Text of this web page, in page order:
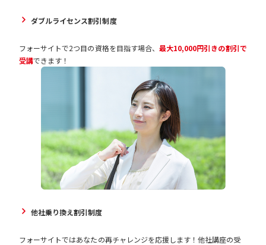
ダブルライセンス割引制度
フォーサイトで2つ目の資格を目指す場合、 最大10,000円引きの割引で
受講できます！
他社乗り換え割引制度
フォーサイトではあなたの再チャレンジを応援します！他社講座の受